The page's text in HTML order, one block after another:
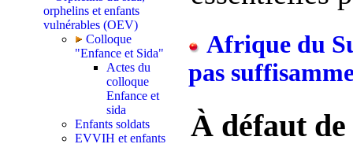
orphelins et enfants
vulnérables (OEV)
Colloque
"Enfance et Sida"
Actes du
colloque
Enfance et
sida
Enfants soldats
EVVIH et enfants
Afrique du
pas
À défaut